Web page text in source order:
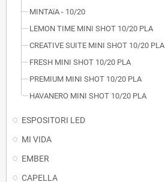
MINTAïA - 10/20
LEMON TIME MINI SHOT 10/20 PLA
CREATIVE SUITE MINI SHOT 10/20 PLA
FRESH MINI SHOT 10/20 PLA
PREMIUM MINI SHOT 10/20 PLA
HAVANERO MINI SHOT 10/20 PLA
ESPOSITORI LED
MI VIDA
EMBER
CAPELLA